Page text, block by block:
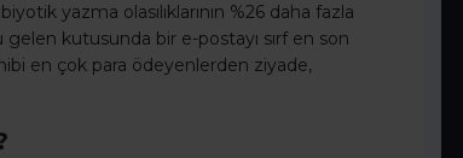
yazma olasılıklarının %26 daha fazla
gelen kutusunda bir e-postayı sırf en son
en çok para ödeyenlerden ziyade,